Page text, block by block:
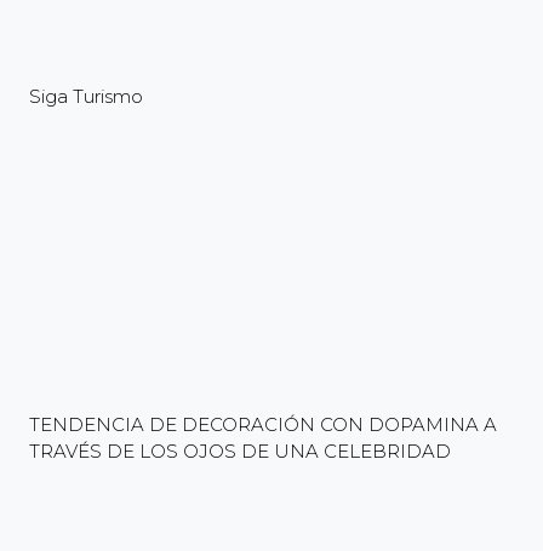
Siga Turismo
TENDENCIA DE DECORACIÓN CON DOPAMINA A
TRAVÉS DE LOS OJOS DE UNA CELEBRIDAD